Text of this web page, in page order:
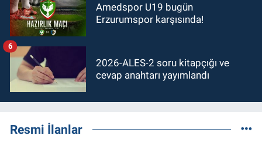
Amedspor U19 bugün
Erzurumspor karşısında!
2026-ALES-2 soru kitapçığı ve
cevap anahtarı yayımlandı
6
Resmi İlanlar